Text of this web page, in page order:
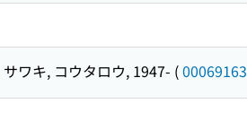
サワキ, コウタロウ, 1947- (00069163